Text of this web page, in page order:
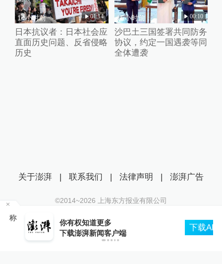
14小时前 01:14
日本抗议者：日本社会应
直面历史问题、反省侵略
历史
15小时前 00:10
沙巴土三国签署共同防务
协议，约定一国遇袭等同
全体遭袭
你有权知道更多
下载澎湃新闻客户端
下载APP
关于澎湃 | 联系我们 | 法律声明 | 澎湃广告
©2014~2026 上海东方报业有限公司
互联网新闻信息服务许可证：31120170006
沪公网安备 31010602000299号